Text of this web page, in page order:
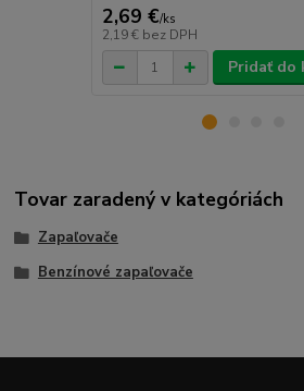
2,69 €/ks
2,19 € bez DPH
Pridať do
Tovar zaradený v kategóriách
Zapaľovače
Benzínové zapaľovače